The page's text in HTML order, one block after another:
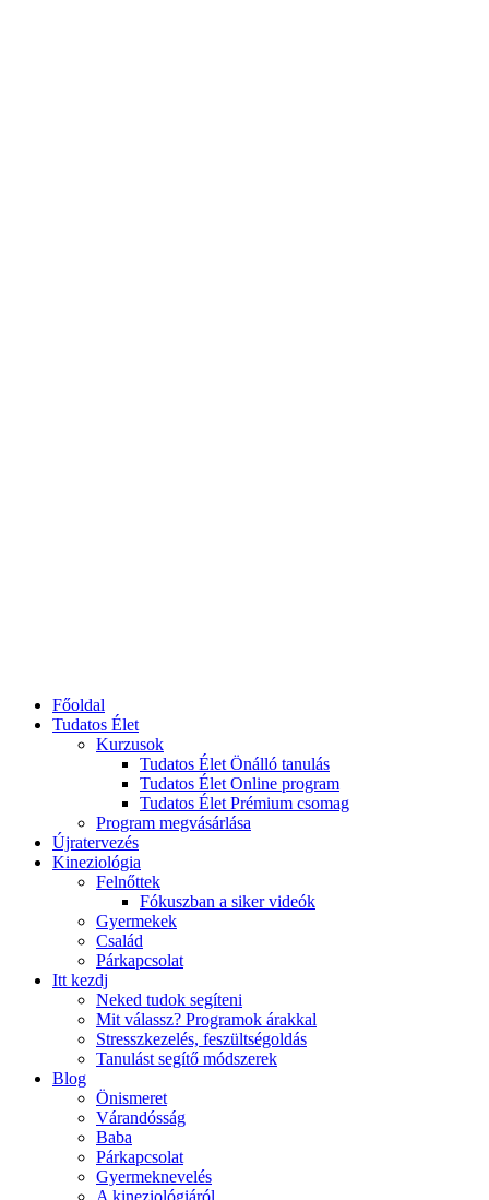
Főoldal
Tudatos Élet
Kurzusok
Tudatos Élet Önálló tanulás
Tudatos Élet Online program
Tudatos Élet Prémium csomag
Program megvásárlása
Újratervezés
Kineziológia
Felnőttek
Fókuszban a siker videók
Gyermekek
Család
Párkapcsolat
Itt kezdj
Neked tudok segíteni
Mit válassz? Programok árakkal
Stresszkezelés, feszültségoldás
Tanulást segítő módszerek
Blog
Önismeret
Várandósság
Baba
Párkapcsolat
Gyermeknevelés
A kineziológiáról